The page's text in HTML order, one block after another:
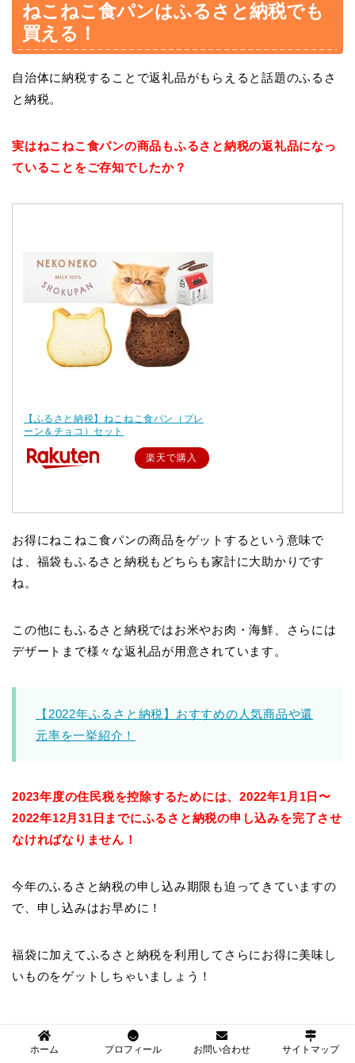
ねこねこ食パンはふるさと納税でも
買える！
自治体に納税することで返礼品がもらえると話題のふるさ
と納税。
実はねこねこ食パンの商品もふるさと納税の返礼品になっ
ていることをご存知でしたか？
【ふるさと納税】ねこねこ食パン（プレ
ーン＆チョコ）セット
楽天で購入
お得にねこねこ食パンの商品をゲットするという意味で
は、福袋もふるさと納税もどちらも家計に大助かりです
ね。
この他にもふるさと納税ではお米やお肉・海鮮、さらには
デザートまで様々な返礼品が用意されています。
【2022年ふるさと納税】おすすめの人気商品や還
元率を一挙紹介！
2023年度の住民税を控除するためには、2022年1月1日〜
2022年12月31日までにふるさと納税の申し込みを完了させ
なければなりません！
今年のふるさと納税の申し込み期限も迫ってきていますの
で、申し込みはお早めに！
福袋に加えてふるさと納税を利用してさらにお得に美味し
いものをゲットしちゃいましょう！
まとめ
ホーム プロフィール お問い合わせ サイトマップ